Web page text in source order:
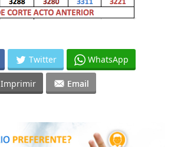
Twitter WhatsApp
Imprimir Email